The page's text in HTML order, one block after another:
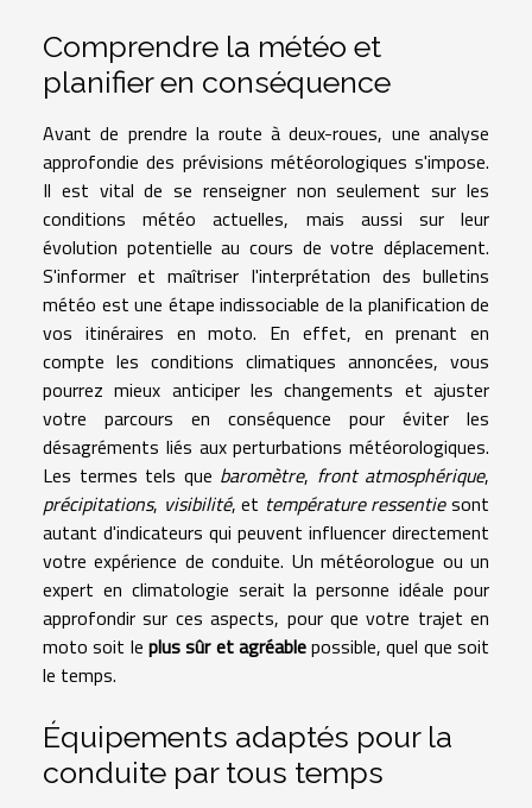
Comprendre la météo et
planifier en conséquence
Avant de prendre la route à deux-roues, une analyse
approfondie des prévisions météorologiques s'impose.
Il est vital de se renseigner non seulement sur les
conditions météo actuelles, mais aussi sur leur
évolution potentielle au cours de votre déplacement.
S'informer et maîtriser l'interprétation des bulletins
météo est une étape indissociable de la planification de
vos itinéraires en moto. En effet, en prenant en
compte les conditions climatiques annoncées, vous
pourrez mieux anticiper les changements et ajuster
votre parcours en conséquence pour éviter les
désagréments liés aux perturbations météorologiques.
Les termes tels que baromètre, front atmosphérique,
précipitations, visibilité, et température ressentiesont
autant d'indicateurs qui peuvent influencer directement
votre expérience de conduite. Un météorologue ou un
expert en climatologie serait la personne idéale pour
approfondir sur ces aspects, pour que votre trajet en
moto soit le plus sûr et agréablepossible, quel que soit
le temps.
Équipements adaptés pour la
conduite par tous temps